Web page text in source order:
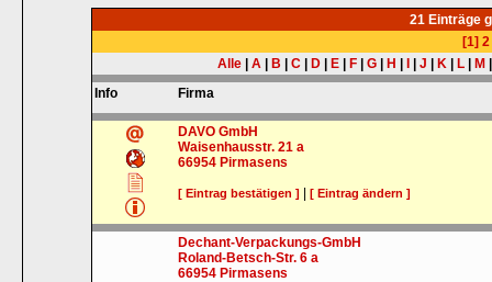
21 Einträge
[1] 2
Alle
A B C D E F G H J K L M
Info
Firma
DAVO GmbH
Waisenhausstr. 21 a
66954 Pirmasens
[ Eintrag bestätigen ] |[ Eintrag ändern ]
Dechant-Verpackungs-GmbH
Roland-Betsch-Str. 6 a
66954 Pirmasens